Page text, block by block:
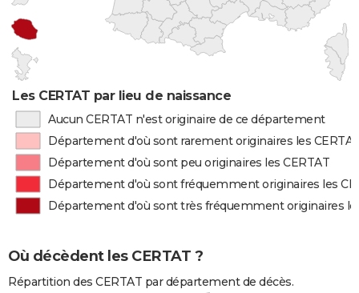
Les CERTAT par lieu de naissance
Aucun CERTAT n'est originaire de ce département
Département d'où sont rarement originaires les
Département d'où sont peu originaires les CERTAT
Département d'où sont fréquemment originaires les
Département d'où sont très fréquemment originaires
Où décèdent les CERTAT ?
Répartition des CERTAT par département de décès.